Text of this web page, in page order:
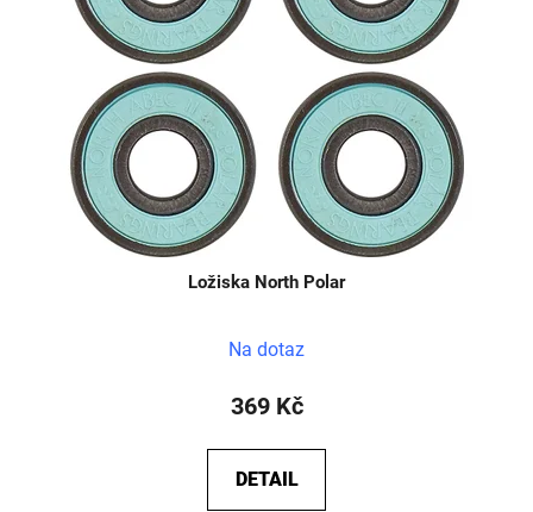
Ložiska North Polar
Na dotaz
369 Kč
DETAIL